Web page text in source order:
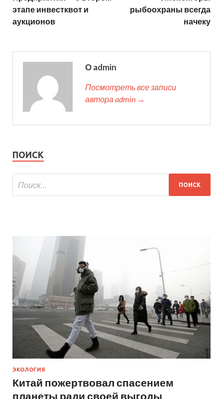
этапе инвестквот и
аукционов
рыбоохраны всегда
начеку
О admin
Посмотреть все записи
автора admin →
ПОИСК
ЭКОЛОГИЯ
Китай пожертвовал спасением
планеты ради своей выгоды